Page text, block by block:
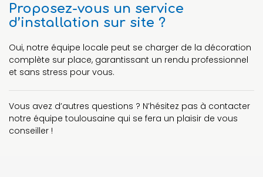
Proposez-vous un service
d’installation sur site ?
Oui, notre équipe locale peut se charger de la décoration
complète sur place, garantissant un rendu professionnel
et sans stress pour vous.
Vous avez d’autres questions ? N’hésitez pas à contacter
notre équipe toulousaine qui se fera un plaisir de vous
conseiller !